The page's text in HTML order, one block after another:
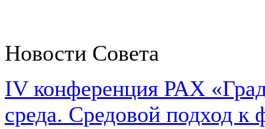
Новости Совета
IV конференция РАХ
среда. Средовой подход